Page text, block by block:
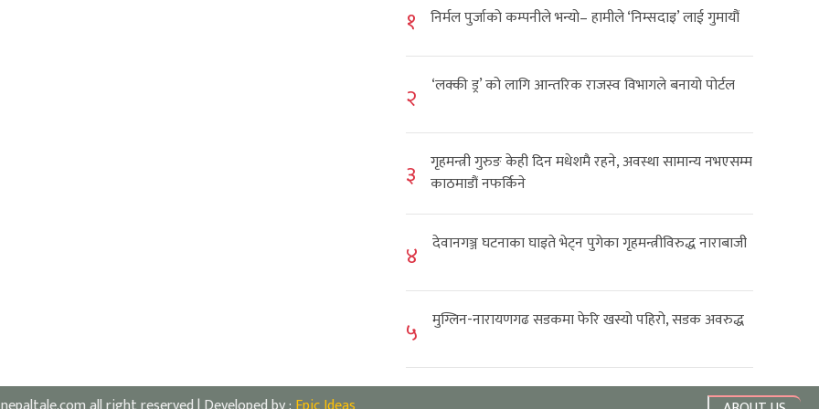
१ निर्मल पुर्जाको कम्पनीले भन्यो– हामीले ‘निम्सदाइ’ लाई गुमायौं
२ ‘लक्की ड्र’ को लागि आन्तरिक राजस्व विभागले बनायो पोर्टल
३
गृहमन्त्री गुरुङ केही दिन मधेशमै रहने, अवस्था सामान्य नभएसम्म
काठमाडौं नफर्किने
४ देवानगञ्ज घटनाका घाइते भेट्न पुगेका गृहमन्त्रीविरुद्ध नाराबाजी
५ मुग्लिन-नारायणगढ सडकमा फेरि खस्यो पहिरो, सडक अवरुद्ध